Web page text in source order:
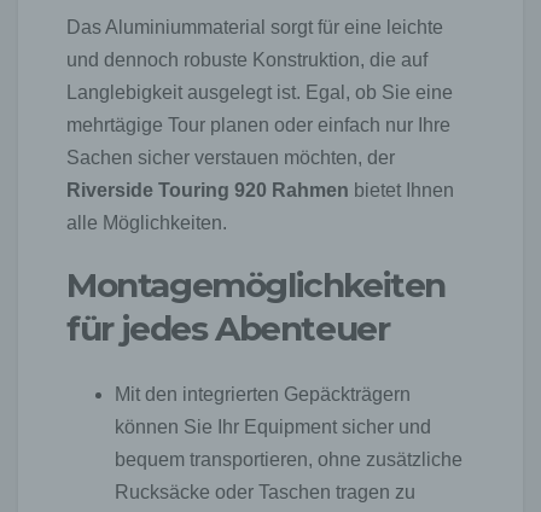
Das Aluminiummaterial sorgt für eine leichte
und dennoch robuste Konstruktion, die auf
Langlebigkeit ausgelegt ist. Egal, ob Sie eine
mehrtägige Tour planen oder einfach nur Ihre
Sachen sicher verstauen möchten, der
Riverside Touring 920 Rahmen bietet Ihnen
alle Möglichkeiten.
Montagemöglichkeiten
für jedes Abenteuer
Mit den integrierten Gepäckträgern
können Sie Ihr Equipment sicher und
bequem transportieren, ohne zusätzliche
Rucksäcke oder Taschen tragen zu